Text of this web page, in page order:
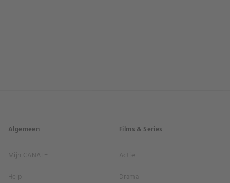
Algemeen
Mijn CANAL+
Help
Films & Series
Actie
Drama